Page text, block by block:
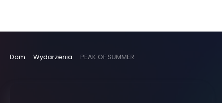
Dom Wydarzenia PEAK OF SUMMER